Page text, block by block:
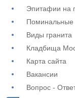
Эпитафии на
Поминальные
Виды гранита
Кладбища
Карта сайта
Вакансии
Вопрос -